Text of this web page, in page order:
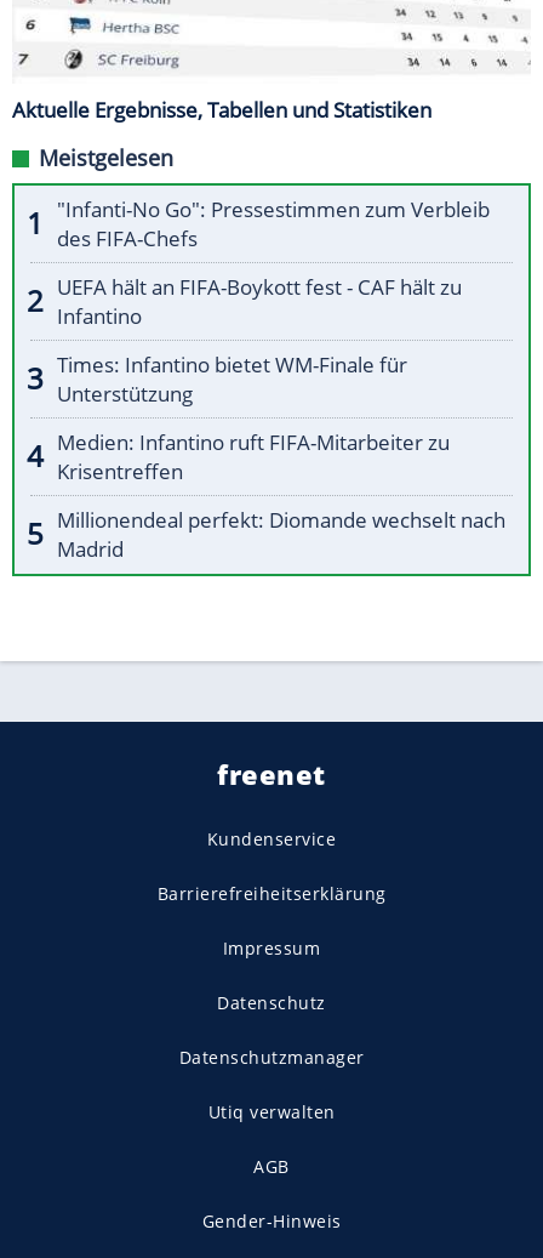
Aktuelle Ergebnisse, Tabellen und Statistiken
Meistgelesen
"Infanti-No Go": Pressestimmen zum Verbleib
des FIFA-Chefs
UEFA hält an FIFA-Boykott fest - CAF hält zu
Infantino
Times: Infantino bietet WM-Finale für
Unterstützung
Medien: Infantino ruft FIFA-Mitarbeiter zu
Krisentreffen
Millionendeal perfekt: Diomande wechselt nach
Madrid
freenet
Kundenservice
Barrierefreiheitserklärung
Impressum
Datenschutz
Datenschutzmanager
Utiq verwalten
AGB
Gender-Hinweis